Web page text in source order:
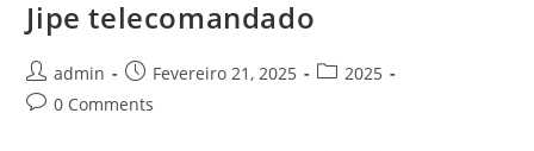
Jipe telecomandado
Post
author:
admin
Post
published:
Fevereiro 21, 2025
Post2025
Post0 Comments